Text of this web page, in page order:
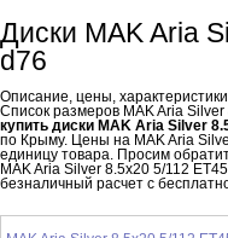
Диски MAK Aria
d76
Описание, цены,
Список размеров MAK Aria
купить диски MAK Aria Silver
по Крыму. Цены на MAK Aria
единицу товара. Просим
MAK Aria Silver 8.5x20 5/112
безналичный расчет с